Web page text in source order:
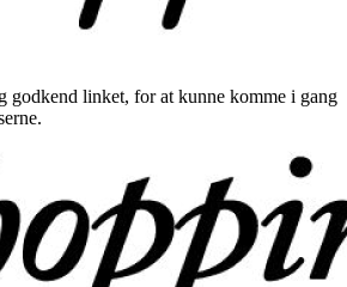
godkend linket, for at kunne komme i gang